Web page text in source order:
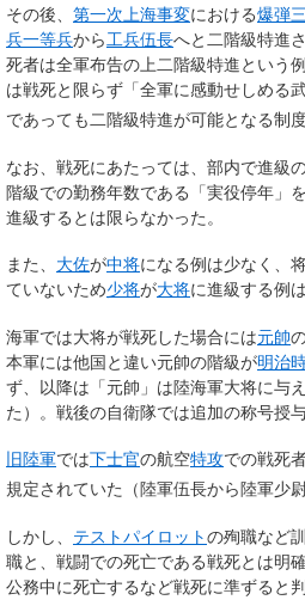
その後、 第一次上海事変における爆弾
兵一等兵から工兵伍長へと二階級特進
死者は全軍布告の上二階級特進という
は戦死と限らず「全軍に感動せしめる
であっても二階級特進が可能となる制
なお、戦死にあたっては、部内で進級
階級での勤務年数である「実役停年」
進級するとは限らなかった。
また、 大佐が中将になる例は少なく、
ていないため少将が大将に進級する例
海軍では大将が戦死した場合には元帥
本軍には他国と違い元帥の階級が明治
ず、以降は「元帥」は陸海軍大将に与
た）。戦後の自衛隊では追加の称号授
旧陸軍では下士官の航空特攻での戦死
規定されていた（陸軍伍長から陸軍少尉
しかし、 テストパイロットの殉職など
職と、戦闘での死亡である戦死とは明
公務中に死亡するなど戦死に準ずると